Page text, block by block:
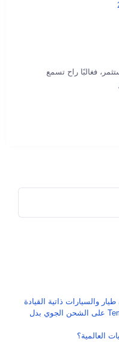
فغالبًا راح تسمع
والسيارات ذاتية القيادة
لماذا تعتمد شركات مثل Shein وTemu على الشحن الجوي بدل
العالمية؟